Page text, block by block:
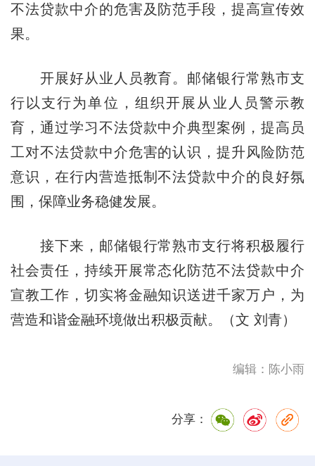
不法贷款中介的危害及防范手段，提高宣传效
果。
开展好从业人员教育。邮储银行常熟市支
行以支行为单位，组织开展从业人员警示教
育，通过学习不法贷款中介典型案例，提高员
工对不法贷款中介危害的认识，提升风险防范
意识，在行内营造抵制不法贷款中介的良好氛
围，保障业务稳健发展。
接下来，邮储银行常熟市支行将积极履行
社会责任，持续开展常态化防范不法贷款中介
宣教工作，切实将金融知识送进千家万户，为
营造和谐金融环境做出积极贡献。（文 刘青）
编辑：陈小雨
分享：